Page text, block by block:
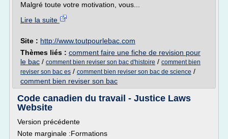
Malgré toute votre motivation, vous...
Lire la suite
Site : http://www.toutpourlebac.com
Thèmes liés : comment faire une fiche de revision pour
le bac / comment bien reviser son bac d'histoire / comment bien
reviser son bac es / comment bien reviser son bac de science /
comment bien reviser son bac
Code canadien du travail - Justice Laws
Website
Version précédente
Note marginale :Formations